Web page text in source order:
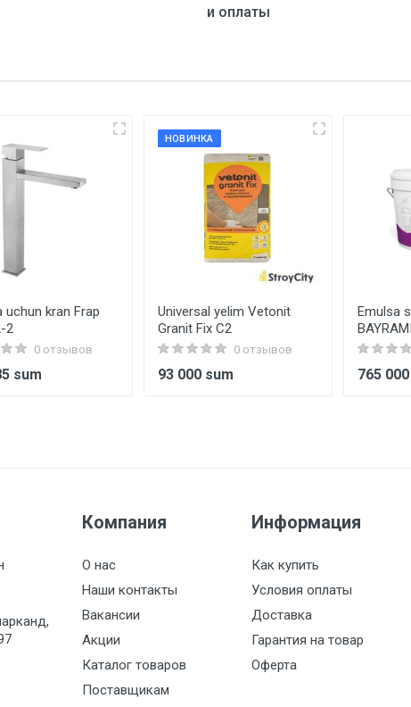
и оплаты
uchun kran Frap
2
0 отзывов
sum
НОВИНКА
Universal yelim Vetonit
Granit Fix C2
0 отзывов
93 000 sum
Emulsa
765
Компания
О нас
Наши контакты
Вакансии
Акции
Каталог товаров
Поставщикам
Информация
Как купить
Условия оплаты
Доставка
Гарантия на товар
Оферта